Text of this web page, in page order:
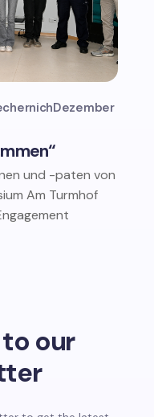
Dezember
und -paten von
Am Turmhof
our